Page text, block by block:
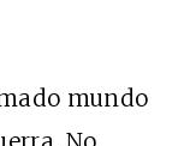
mundo